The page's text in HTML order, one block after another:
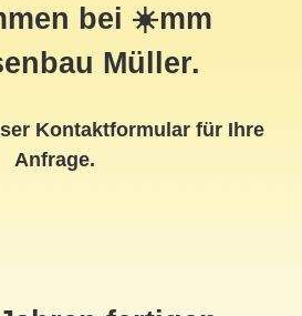
bei ☀️mm
Müller.
Kontaktformular für Ihre
Anfrage.